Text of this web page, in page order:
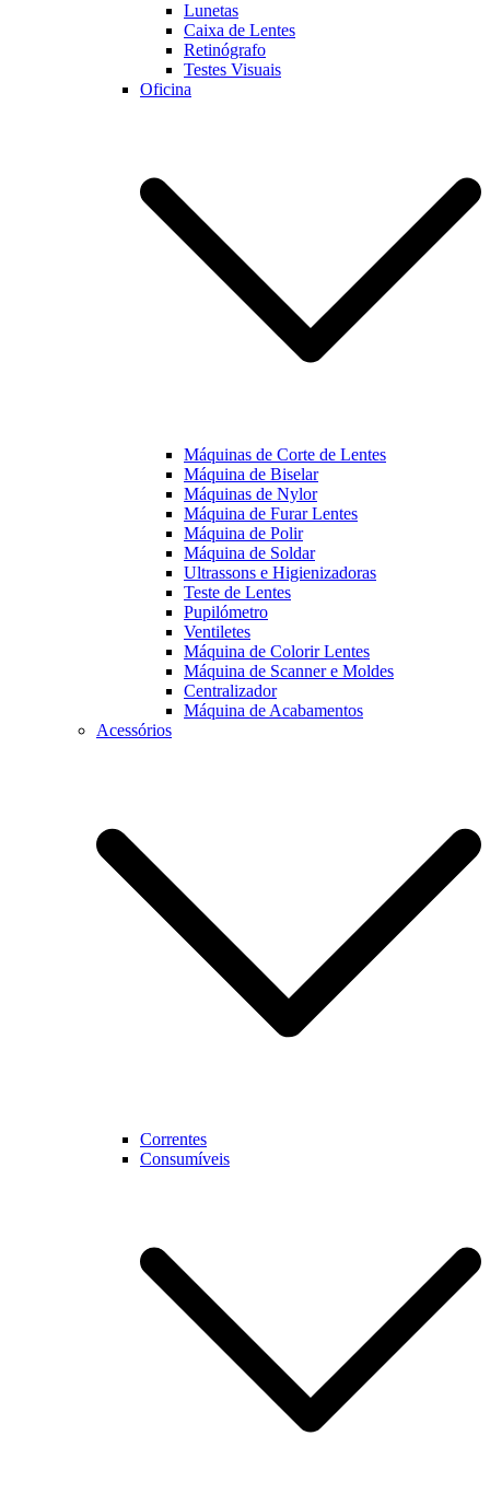
Lunetas
Caixa de Lentes
Retinógrafo
Testes Visuais
Oficina
Máquinas de Corte de Lentes
Máquina de Biselar
Máquinas de Nylor
Máquina de Furar Lentes
Máquina de Polir
Máquina de Soldar
Ultrassons e Higienizadoras
Teste de Lentes
Pupilómetro
Ventiletes
Máquina de Colorir Lentes
Máquina de Scanner e Moldes
Centralizador
Máquina de Acabamentos
Acessórios
Correntes
Consumíveis